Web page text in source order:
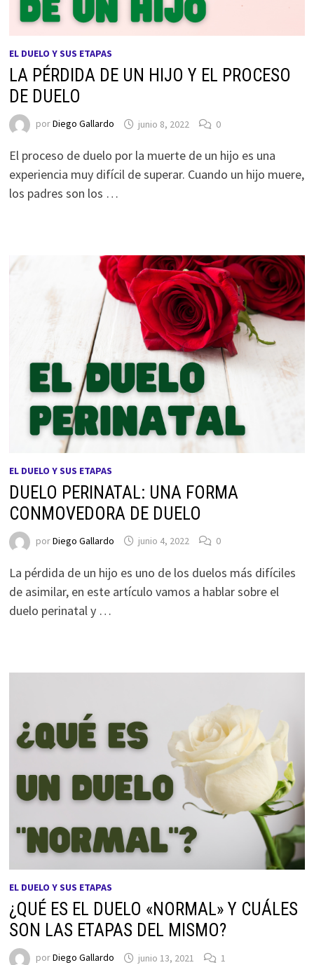
EL DUELO Y SUS ETAPAS
LA PÉRDIDA DE UN HIJO Y EL PROCESO
DE DUELO
porDiego Gallardo junio 8, 2022 0
El proceso de duelo por la muerte de un hijo es una
experiencia muy difícil de superar. Cuando un hijo muere,
los padres son los …
EL DUELO Y SUS ETAPAS
DUELO PERINATAL: UNA FORMA
CONMOVEDORA DE DUELO
porDiego Gallardo junio 4, 2022 0
La pérdida de un hijo es uno de los duelos más difíciles
de asimilar, en este artículo vamos a hablar sobre el
duelo perinatal y …
EL DUELO Y SUS ETAPAS
¿QUÉ ES EL DUELO «NORMAL» Y CUÁLES
SON LAS ETAPAS DEL MISMO?
porDiego Gallardo junio 13, 2021 1